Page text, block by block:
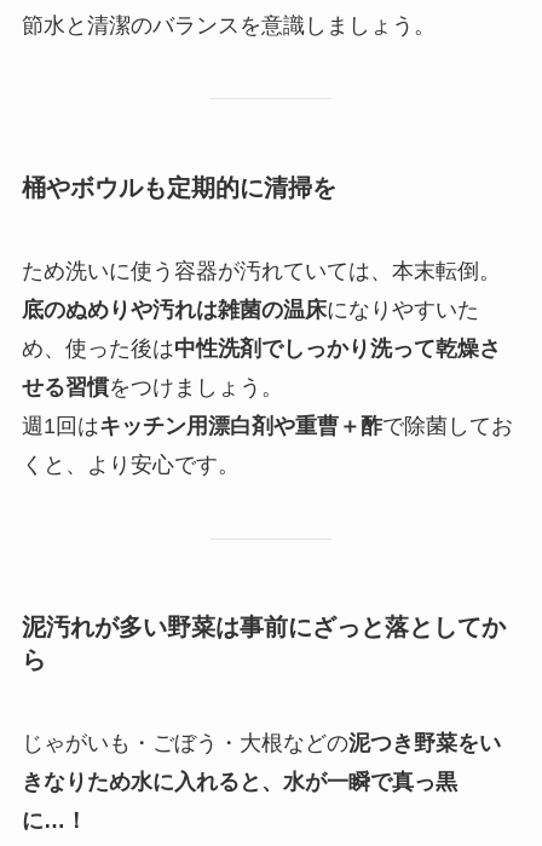
節水と清潔のバランスを意識しましょう。
桶やボウルも定期的に清掃を
ため洗いに使う容器が汚れていては、本末転倒。
底のぬめりや汚れは雑菌の温床になりやすいた
め、使った後は中性洗剤でしっかり洗って乾燥さ
せる習慣をつけましょう。
週1回はキッチン用漂白剤や重曹＋酢で除菌してお
くと、より安心です。
泥汚れが多い野菜は事前にざっと落としてか
ら
じゃがいも・ごぼう・大根などの泥つき野菜をい
きなりため水に入れると、水が一瞬で真っ黒
に…！